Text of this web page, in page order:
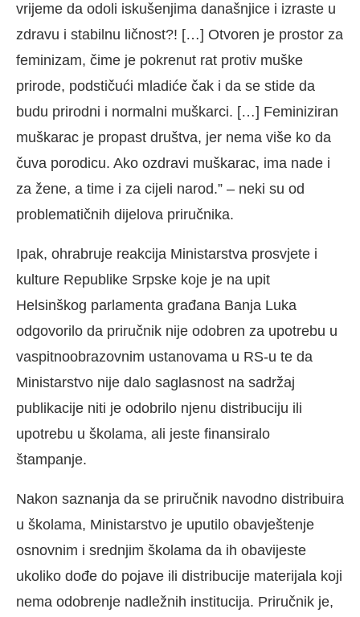
vrijeme da odoli iskušenjima današnjice i izraste u
zdravu i stabilnu ličnost?! […] Otvoren je prostor za
feminizam, čime je pokrenut rat protiv muške
prirode, podstičući mladiće čak i da se stide da
budu prirodni i normalni muškarci. […] Feminiziran
muškarac je propast društva, jer nema više ko da
čuva porodicu. Ako ozdravi muškarac, ima nade i
za žene, a time i za cijeli narod.” – neki su od
problematičnih dijelova priručnika.
Ipak, ohrabruje reakcija Ministarstva prosvjete i
kulture Republike Srpske koje je na upit
Helsinškog parlamenta građana Banja Luka
odgovorilo da priručnik nije odobren za upotrebu u
vaspitnoobrazovnim ustanovama u RS-u te da
Ministarstvo nije dalo saglasnost na sadržaj
publikacije niti je odobrilo njenu distribuciju ili
upotrebu u školama, ali jeste finansiralo
štampanje.
Nakon saznanja da se priručnik navodno distribuira
u školama, Ministarstvo je uputilo obavještenje
osnovnim i srednjim školama da ih obavijeste
ukoliko dođe do pojave ili distribucije materijala koji
nema odobrenje nadležnih institucija. Priručnik je,